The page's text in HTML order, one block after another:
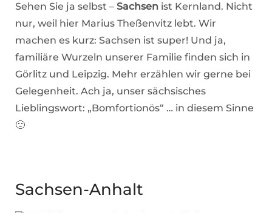
Sehen Sie ja selbst – Sachsen ist Kernland. Nicht
nur, weil hier Marius Theßenvitz lebt. Wir
machen es kurz: Sachsen ist super! Und ja,
familiäre Wurzeln unserer Familie finden sich in
Görlitz und Leipzig. Mehr erzählen wir gerne bei
Gelegenheit. Ach ja, unser sächsisches
Lieblingswort: „Bomfortionös“ … in diesem Sinne
🙂
Sachsen-Anhalt